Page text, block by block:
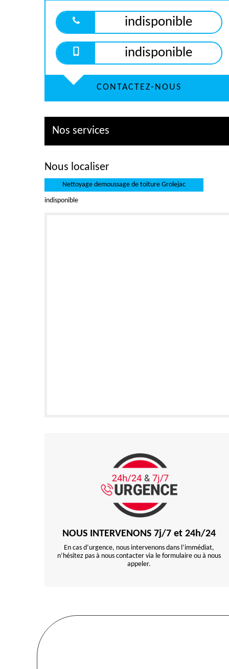
indisponible
indisponible
CONTACTEZ-NOUS
Nos services
Nous localiser
Nettoyage demoussage de toiture Grolejac
indisponible
NOUS INTERVENONS 7j/7 et 24h/24
En cas d’urgence, nous intervenons dans l’immédiat,
n’hésitez pas à nous contacter via le formulaire ou à nous
appeler.